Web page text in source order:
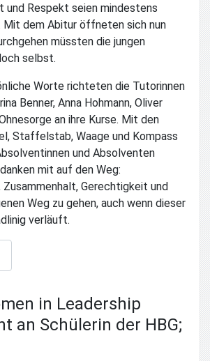
Respekt seien mindestens
Mit dem Abitur öffneten sich nun
müssten die jungen
selbst.
Worte richteten die Tutorinnen
Benner, Anna Hohmann, Oliver
an ihre Kurse. Mit den
Staffelstab, Waage und Kompass
und Absolventen
mit auf den Weg:
Gerechtigkeit und
Weg zu gehen, auch wenn dieser
verläuft.
in Leadership
an Schülerin der HBG;